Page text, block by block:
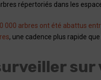
répertoriés dans les
000 arbres ont été abattus
, une cadence plus rapide
sur